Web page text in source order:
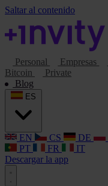
Saltar al contenido
Personal Empresas
Bitcoin
Private
Blog
EN CS DE
PT
FR
IT
Descargar la app